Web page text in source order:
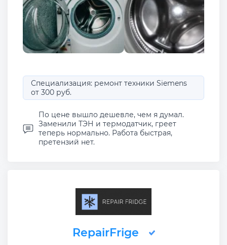
Специализация: ремонт техники Siemens
от 300 руб.
По цене вышло дешевле, чем я думал.
Заменили ТЭН и термодатчик, греет
теперь нормально. Работа быстрая,
претензий нет.
RepairFrige